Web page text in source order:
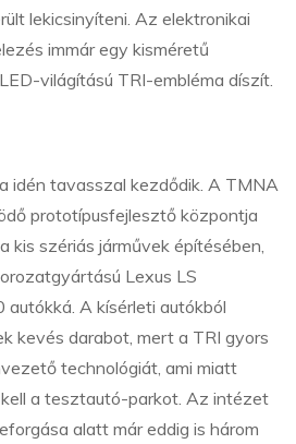
lekicsinyíteni. Az elektronikai
immár egy kisméretű
világítású TRI-embléma díszít.
idén tavasszal kezdődik. A TMNA
prototípusfejlesztő központja
kis szériás járművek építésében,
Lexus LS
A kísérleti autókból
kevés darabot, mert a TRI gyors
technológiát, ami miatt
a tesztautó-parkot. Az intézet
alatt már eddig is három